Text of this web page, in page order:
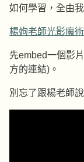
如何學習，全由
楊姁老師光影魔
先embed一個影
方的連結)。
別忘了跟楊老師